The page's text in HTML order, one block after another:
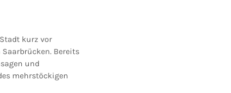
kurz vor
Bereits
und
mehrstöckigen